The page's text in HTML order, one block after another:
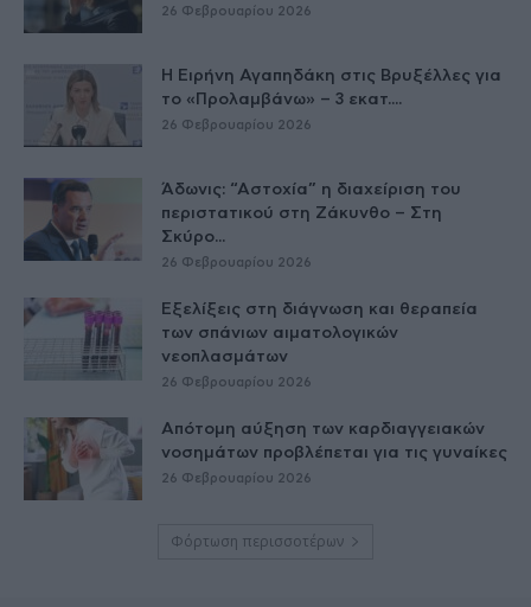
26 Φεβρουαρίου 2026
Η Ειρήνη Αγαπηδάκη στις Βρυξέλλες για
το «Προλαμβάνω» – 3 εκατ....
26 Φεβρουαρίου 2026
Άδωνις: “Αστοχία” η διαχείριση του
περιστατικού στη Ζάκυνθο – Στη
Σκύρο...
26 Φεβρουαρίου 2026
Εξελίξεις στη διάγνωση και θεραπεία
των σπάνιων αιματολογικών
νεοπλασμάτων
26 Φεβρουαρίου 2026
Απότομη αύξηση των καρδιαγγειακών
νοσημάτων προβλέπεται για τις γυναίκες
26 Φεβρουαρίου 2026
Φόρτωση περισσοτέρων